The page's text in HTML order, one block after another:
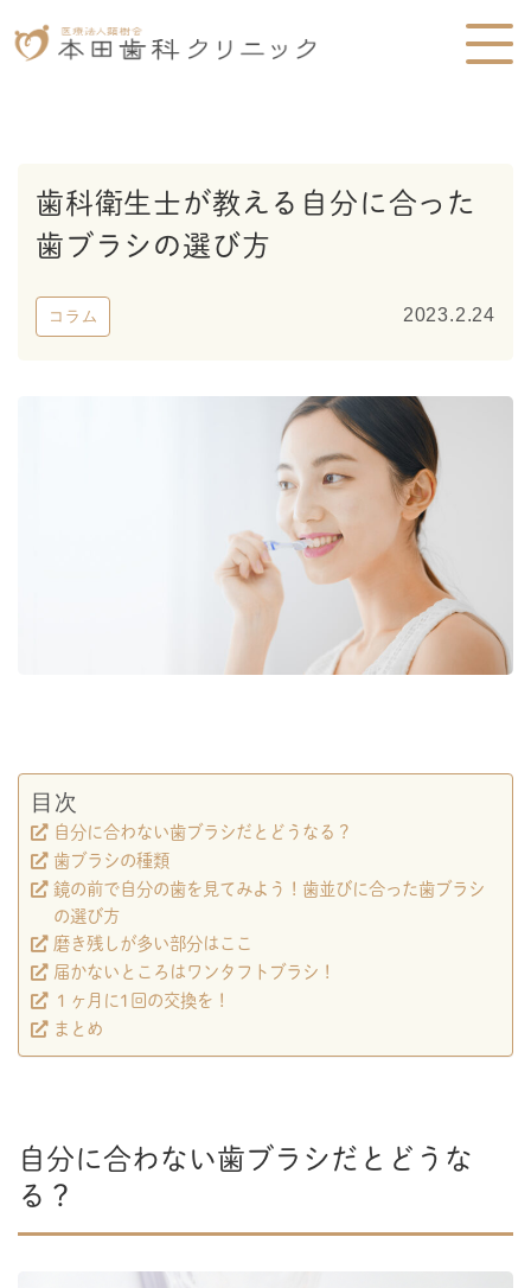
歯科衛生士が教える自分に合った
歯ブラシの選び方
コラム 2023.2.24
目次
自分に合わない歯ブラシだとどうなる？
歯ブラシの種類
鏡の前で自分の歯を見てみよう！歯並びに合った歯ブラシ
の選び方
磨き残しが多い部分はここ
届かないところはワンタフトブラシ！
１ヶ月に1回の交換を！
まとめ
自分に合わない歯ブラシだとどうな
る？